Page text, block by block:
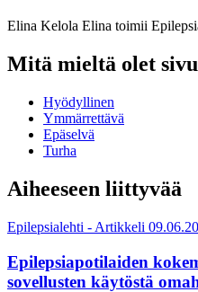
Elina Kelola Elina toimii
Mitä mieltä olet
Hyödyllinen
Ymmärrettävä
Epäselvä
Turha
Aiheeseen liittyvää
Epilepsialehti - Artikkeli
Epilepsiapotilaiden
sovellusten käytöstä